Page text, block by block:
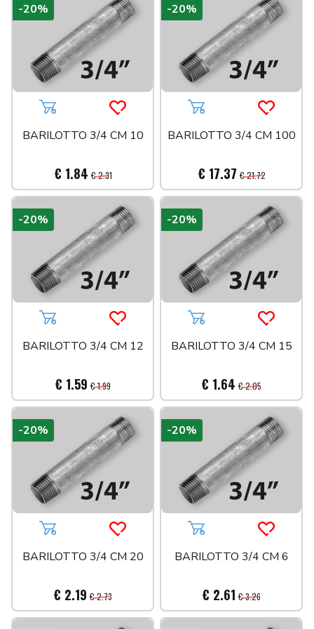
Aggiungi al carrelloAcquista più tardi
BARILOTTO 3/4 CM 10
€ 1.84 € 2.31
-20%
Aggiungi al carrello
BARILOTTO 3/4 CM 100
€ 17.37 € 21.72
-20%
Aggiungi al carrelloAcquista più tardi
BARILOTTO 3/4 CM 12
€ 1.59 € 1.99
-20%
Aggiungi al carrello
BARILOTTO 3/4 CM 15
€ 1.64 € 2.05
-20%
Aggiungi al carrelloAcquista più tardi
BARILOTTO 3/4 CM 20
€ 2.19 € 2.73
-20%
Aggiungi al carrello
BARILOTTO 3/4 CM 6
€ 2.61 € 3.26
-20%